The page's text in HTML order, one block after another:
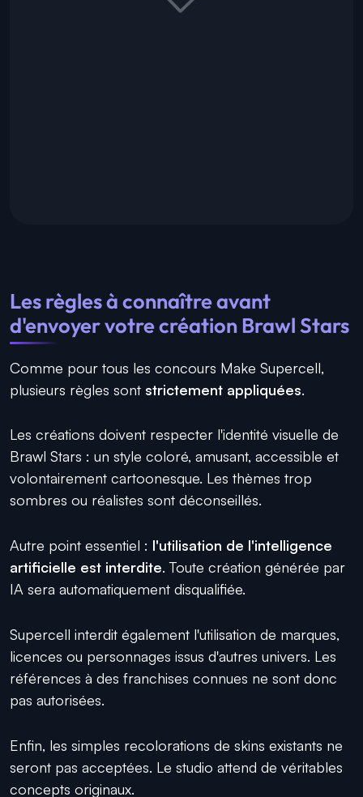
Les règles à connaître avant
d'envoyer votre création Brawl Stars
Comme pour tous les concours Make Supercell,
plusieurs règles sont strictement appliquées.
Les créations doivent respecter l'identité visuelle de
Brawl Stars : un style coloré, amusant, accessible et
volontairement cartoonesque. Les thèmes trop
sombres ou réalistes sont déconseillés.
Autre point essentiel : l'utilisation de l'intelligence
artificielle est interdite. Toute création générée par
IA sera automatiquement disqualifiée.
Supercell interdit également l'utilisation de marques,
licences ou personnages issus d'autres univers. Les
références à des franchises connues ne sont donc
pas autorisées.
Enfin, les simples recolorations de skins existants ne
seront pas acceptées. Le studio attend de véritables
concepts originaux.